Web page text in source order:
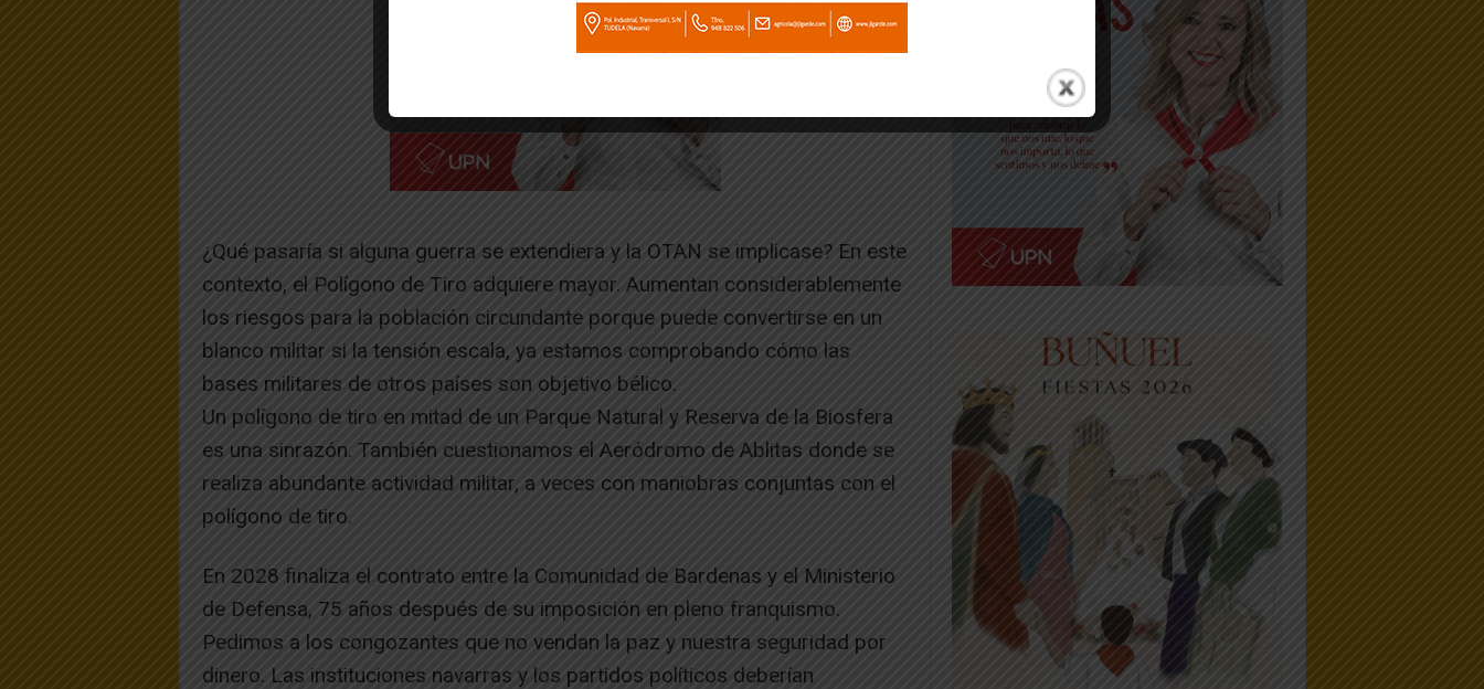
¿Qué pasaría si alguna guerra se extendiera y la OTAN se implicase? En este
contexto, el Polígono de Tiro adquiere mayor. Aumentan considerablemente
los riesgos para la población circundante porque puede convertirse en un
blanco militar si la tensión escala, ya estamos comprobando cómo las
bases militares de otros países son objetivo bélico.
Un polígono de tiro en mitad de un Parque Natural y Reserva de la Biosfera
es una sinrazón. También cuestionamos el Aeródromo de Ablitas donde se
realiza abundante actividad militar, a veces con maniobras conjuntas con el
polígono de tiro.
En 2028 finaliza el contrato entre la Comunidad de Bardenas y el Ministerio
de Defensa, 75 años después de su imposición en pleno franquismo.
Pedimos a los congozantes que no vendan la paz y nuestra seguridad por
dinero. Las instituciones navarras y los partidos políticos deberían